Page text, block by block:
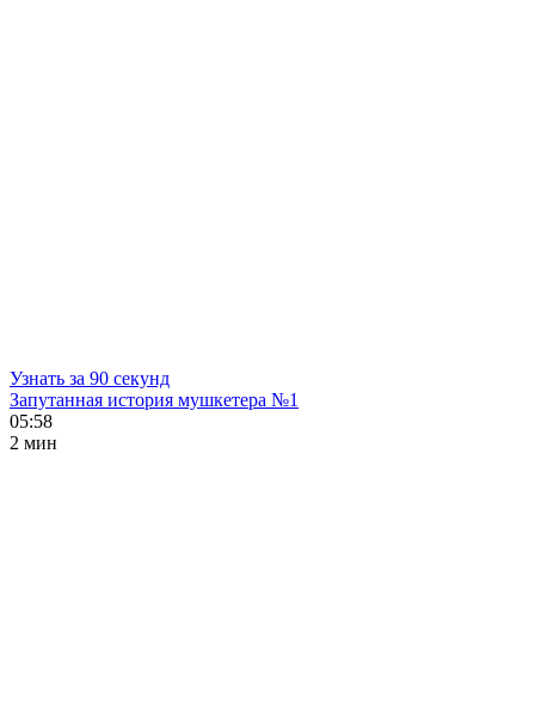
Узнать за 90 секунд
Запутанная история мушкетера №1
05:58
2 мин